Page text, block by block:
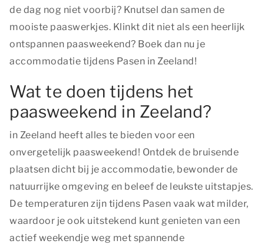
de dag nog niet voorbij? Knutsel dan samen de
mooiste paaswerkjes. Klinkt dit niet als een heerlijk
ontspannen paasweekend? Boek dan nu je
accommodatie tijdens Pasen in Zeeland!
Wat te doen tijdens het
paasweekend in Zeeland?
in Zeeland heeft alles te bieden voor een
onvergetelijk paasweekend! Ontdek de bruisende
plaatsen dicht bij je accommodatie, bewonder de
natuurrijke omgeving en beleef de leukste uitstapjes.
De temperaturen zijn tijdens Pasen vaak wat milder,
waardoor je ook uitstekend kunt genieten van een
actief weekendje weg met spannende